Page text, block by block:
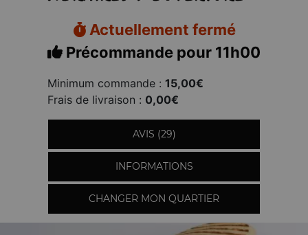
Actuellement fermé
Précommande pour 11h00
Minimum commande : 15,00€
Frais de livraison : 0,00€
AVIS (29)
INFORMATIONS
CHANGER MON QUARTIER